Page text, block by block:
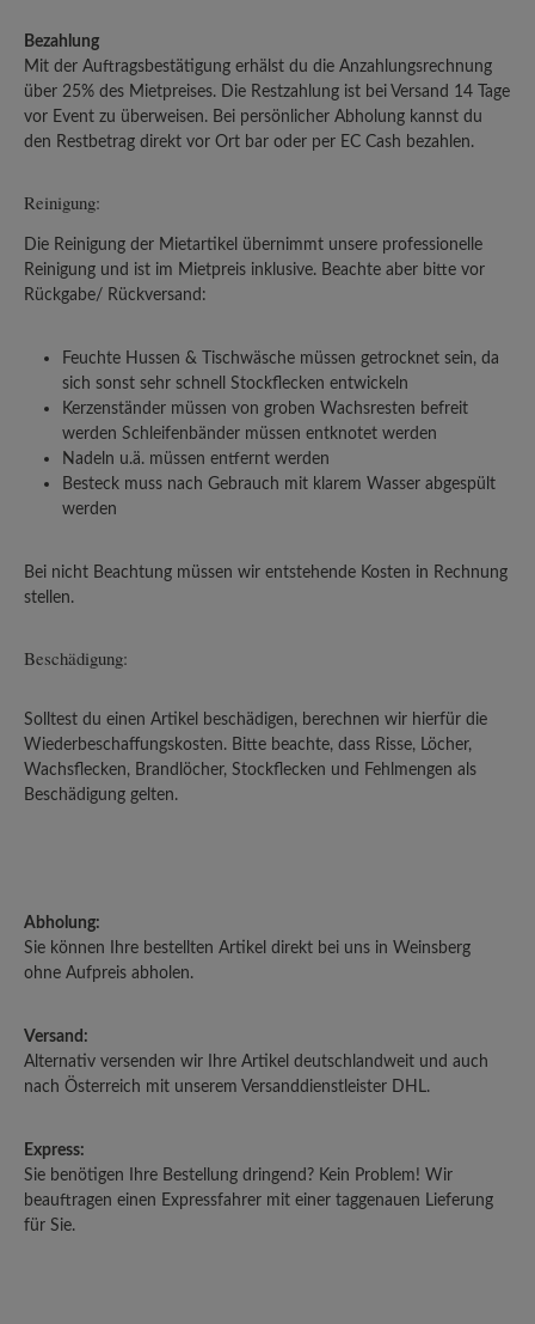
Bezahlung
Mit der Auftragsbestätigung erhälst du die Anzahlungsrechnung
über 25% des Mietpreises. Die Restzahlung ist bei Versand 14 Tage
vor Event zu überweisen. Bei persönlicher Abholung kannst du
den Restbetrag direkt vor Ort bar oder per EC Cash bezahlen.
Reinigung:
Die Reinigung der Mietartikel übernimmt unsere professionelle
Reinigung und ist im Mietpreis inklusive. Beachte aber bitte vor
Rückgabe/ Rückversand:
Feuchte Hussen & Tischwäsche müssen getrocknet sein, da
sich sonst sehr schnell Stockflecken entwickeln
Kerzenständer müssen von groben Wachsresten befreit
werden Schleifenbänder müssen entknotet werden
Nadeln u.ä. müssen entfernt werden
Besteck muss nach Gebrauch mit klarem Wasser abgespült
werden
Bei nicht Beachtung müssen wir entstehende Kosten in Rechnung
stellen.
Beschädigung:
Solltest du einen Artikel beschädigen, berechnen wir hierfür die
Wiederbeschaffungskosten. Bitte beachte, dass Risse, Löcher,
Wachsflecken, Brandlöcher, Stockflecken und Fehlmengen als
Beschädigung gelten.
Abholung:
Sie können Ihre bestellten Artikel direkt bei uns in Weinsberg
ohne Aufpreis abholen.
Versand:
Alternativ versenden wir Ihre Artikel deutschlandweit und auch
nach Österreich mit unserem Versanddienstleister DHL.
Express:
Sie benötigen Ihre Bestellung dringend? Kein Problem! Wir
beauftragen einen Expressfahrer mit einer taggenauen Lieferung
für Sie.